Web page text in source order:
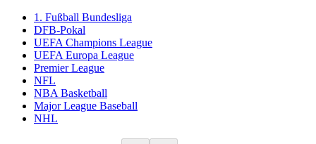
1. Fußball Bundesliga
DFB-Pokal
UEFA Champions League
UEFA Europa League
Premier League
NFL
NBA Basketball
Major League Baseball
NHL